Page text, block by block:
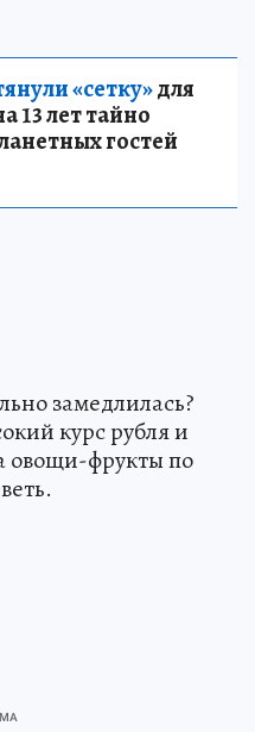
«сетку»для
13 лет тайно
гостей
замедлилась?
курс рубля и
овощи-фрукты по